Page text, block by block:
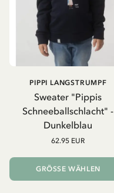
Sweater "Pippis
Schneeballschlacht" -
Dunkelblau
PIPPI LANGSTRUMPF
62.95 EUR
GRÖSSE WÄHLEN